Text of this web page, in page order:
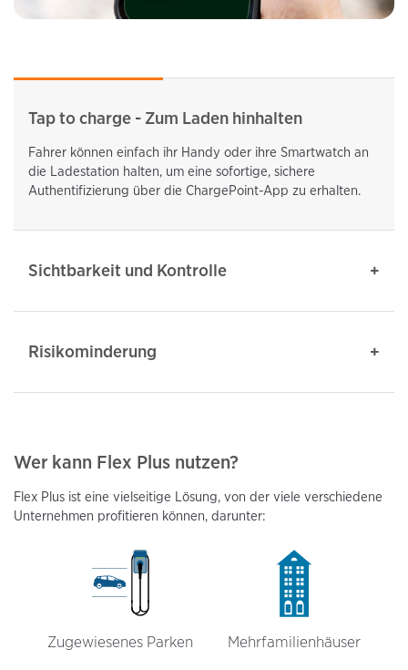
Tap to charge - Zum Laden hinhalten
Fahrer können einfach ihr Handy oder ihre Smartwatch an
die Ladestation halten, um eine sofortige, sichere
Authentifizierung über die ChargePoint-App zu erhalten.
Sichtbarkeit und Kontrolle
Risikominderung
Wer kann Flex Plus nutzen?
Flex Plus ist eine vielseitige Lösung, von der viele verschiedene
Unternehmen profitieren können, darunter:
Zugewiesenes Parken Mehrfamilienhäuser